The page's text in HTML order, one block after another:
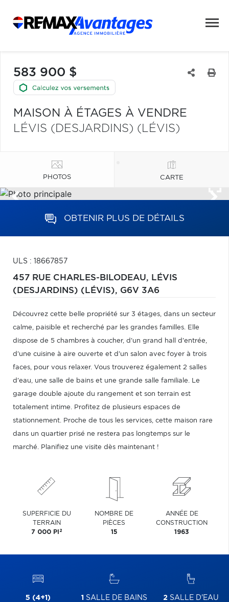
583 900 $
MAISON À ÉTAGES À VENDRE
LÉVIS (DESJARDINS) (LÉVIS)
PHOTOS CARTE
OBTENIR PLUS DE DÉTAILS
ULS : 18667857
457 RUE CHARLES-BILODEAU, LÉVIS
(DESJARDINS) (LÉVIS), G6V 3A6
Découvrez cette belle propriété sur 3 étages, dans un secteur
calme, paisible et recherché par les grandes familles. Elle
dispose de 5 chambres à coucher, d'un grand hall d'entrée,
d'une cuisine à aire ouverte et d'un salon avec foyer à trois
faces, pour vous relaxer. Vous trouverez également 2 salles
d'eau, une salle de bains et une grande salle familiale. Le
garage double ajoute du rangement et son terrain est
totalement intime. Profitez de plusieurs espaces de
stationnement. Proche de tous les services, cette maison rare
dans un quartier prisé ne restera pas longtemps sur le
marché. Planifiez une visite dès maintenant !
SUPERFICIE DU
TERRAIN
7 000 PI 2
NOMBRE DE
PIÈCES
15
ANNÉE DE
CONSTRUCTION
1963
5 (4+1)
1 SALLE DE BAINS 2SALLE D'EAU